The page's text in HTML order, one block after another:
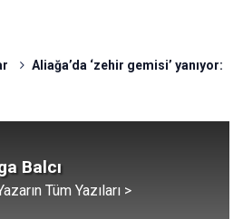
Aliağa’da ‘zehir gemisi’ yanıyor:
Balcı
Tüm Yazıları >